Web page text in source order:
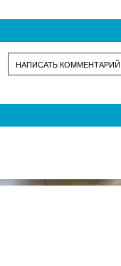
НАПИСАТЬ КОММЕНТАРИЙ